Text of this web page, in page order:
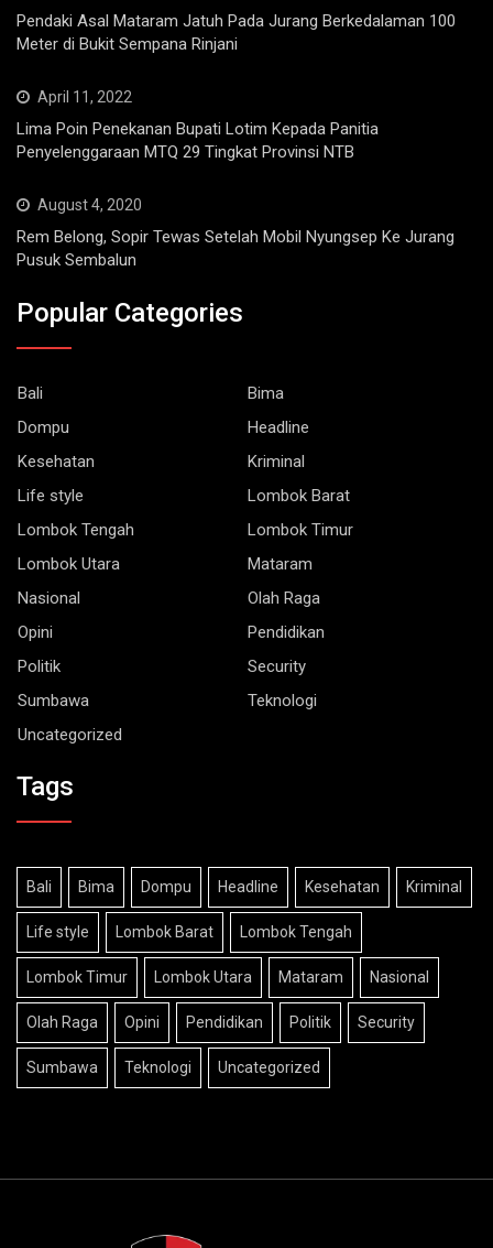
Pendaki Asal Mataram Jatuh Pada Jurang Berkedalaman 100
Meter di Bukit Sempana Rinjani
April 11, 2022
Lima Poin Penekanan Bupati Lotim Kepada Panitia
Penyelenggaraan MTQ 29 Tingkat Provinsi NTB
August 4, 2020
Rem Belong, Sopir Tewas Setelah Mobil Nyungsep Ke Jurang
Pusuk Sembalun
Popular Categories
Bali
Bima
Dompu
Headline
Kesehatan
Kriminal
Life style
Lombok Barat
Lombok Tengah
Lombok Timur
Lombok Utara
Mataram
Nasional
Olah Raga
Opini
Pendidikan
Politik
Security
Sumbawa
Teknologi
Uncategorized
Tags
Bali Bima Dompu Headline Kesehatan Kriminal
Life style Lombok Barat Lombok Tengah
Lombok Timur Lombok Utara Mataram Nasional
Olah Raga Opini Pendidikan Politik Security
Sumbawa Teknologi Uncategorized